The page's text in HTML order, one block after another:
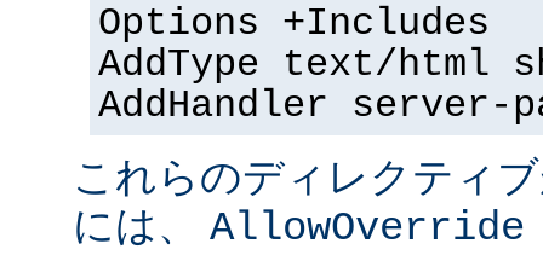
Options +Includes
AddType text/html
AddHandler server-
これらのディレクティ
には、 AllowOverride